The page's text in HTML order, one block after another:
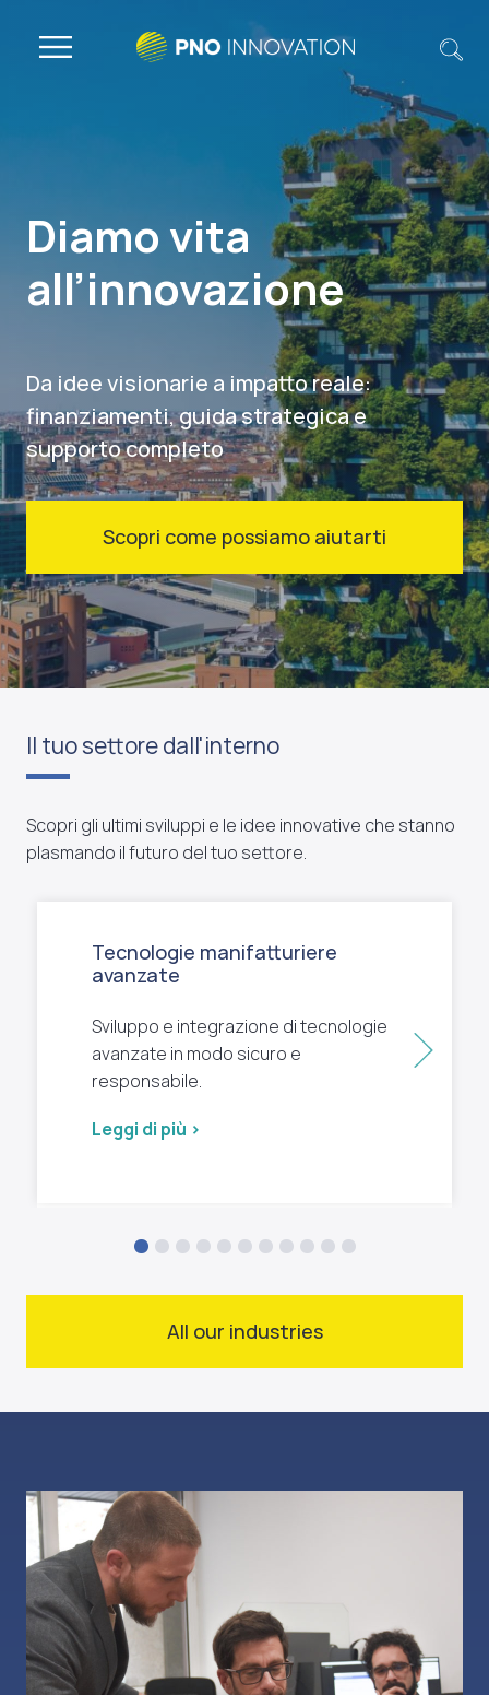
Diamo vita
all’innovazione
Da idee visionarie a impatto reale:
finanziamenti, guida strategica e
supporto completo
Scopri come possiamo aiutarti
Il tuo settore dall'interno
Scopri gli ultimi sviluppi e le idee innovative che stanno
plasmando il futuro del tuo settore.
Tecnologie manifatturiere
avanzate
Sviluppo e integrazione di tecnologie
avanzate in modo sicuro e
responsabile.
Leggi di più >
All our industries